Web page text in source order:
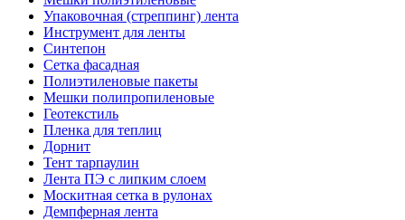
Упаковочная (стреппинг) лента
Инструмент для ленты
Синтепон
Сетка фасадная
Полиэтиленовые пакеты
Мешки полипропиленовые
Геотекстиль
Пленка для теплиц
Дорнит
Тент тарпаулин
Лента ПЭ с липким слоем
Москитная сетка в рулонах
Демпферная лента